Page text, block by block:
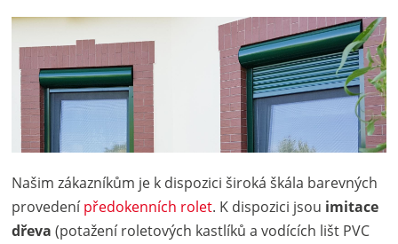
Našim zákazníkům je k dispozici široká škála barevných
provedenípředokenních rolet. K dispozici jsou imitace
dřeva (potažení roletových kastlíků a vodících lišt PVC